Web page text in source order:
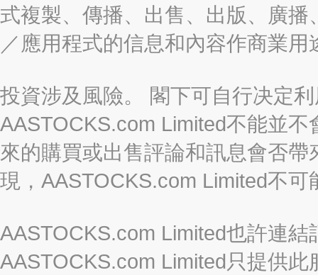
式複製、傳播、出售、出版、廣
／應用程式的信息和內容作商業用
投資涉及風險。 閣下可自行决定
AASTOCKS.com Limited不能並
來的購買或出售評論和訊息會否
現，AASTOCKS.com Limited不
AASTOCKS.com Limited也許連
AASTOCKS.com Limited只提供